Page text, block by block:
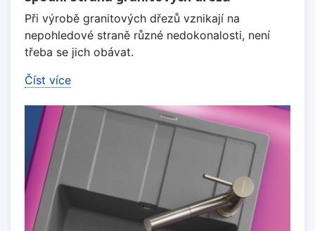
Při výrobě granitových dřezů vznikají na
nepohledové straně různé nedokonalosti, není
třeba se jich obávat.
Číst více